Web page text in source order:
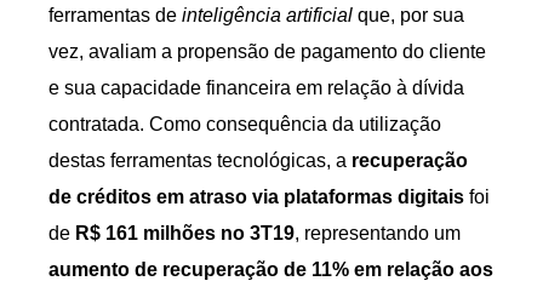
ferramentas de inteligência artificial que, por sua
vez, avaliam a propensão de pagamento do cliente
e sua capacidade financeira em relação à dívida
contratada. Como consequência da utilização
destas ferramentas tecnológicas, a recuperação
de créditos em atraso via plataformas digitais foi
de R$ 161 milhões no 3T19, representando um
aumento de recuperação de 11% em relação aos